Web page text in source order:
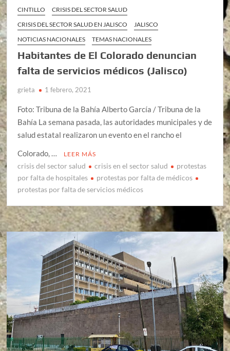
CINTILLO
CRISIS DEL SECTOR SALUD
CRISIS DEL SECTOR SALUD EN JALISCO
JALISCO
NOTICIAS NACIONALES
TEMAS NACIONALES
Habitantes de El Colorado denuncian
falta de servicios médicos (Jalisco)
grieta 1 febrero, 2021
Foto: Tribuna de la Bahía Alberto García / Tribuna de la
Bahía La semana pasada, las autoridades municipales y de
salud estatal realizaron un evento en el rancho el
Colorado, …
LEER MÁS
crisis del sector salud crisis en el sector salud
protestas
por falta de hospitales
protestas por falta de médicos
protestas por falta de servicios médicos